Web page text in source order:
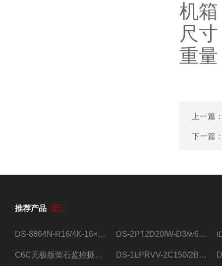
机
尺
重
上一篇
下一篇
推荐产品
DS-8864N-R16/4K-16×4T/希捷16盘位录像机 DS-2PT2D20IW-D3/w64路高清硬盘录像机
C6C无极版萤石监控摄像头 DS-1LPRVV-2C150/2B监控室外夜视高清电源线护套线200米/卷